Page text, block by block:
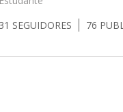
31 SEGUIDORES 76